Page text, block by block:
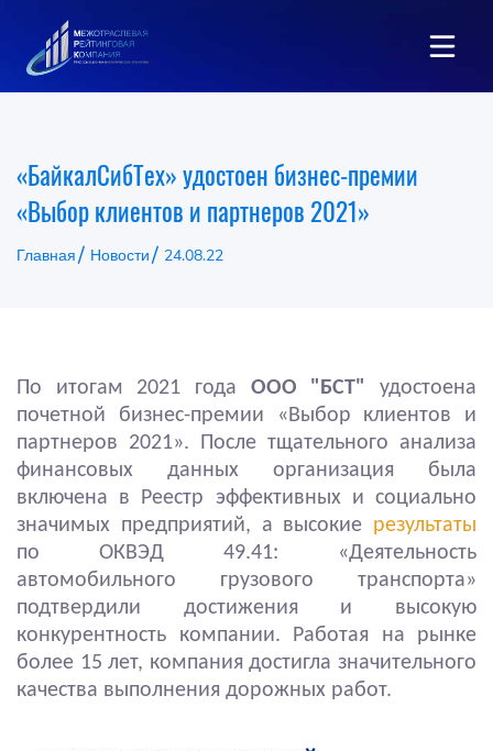
«БайкалСибТех» удостоен бизнес-премии
«Выбор клиентов и партнеров 2021»
Главная Новости 24.08.22
По итогам 2021 года ООО "БСТ"удостоена
почетной бизнес-премии «Выбор клиентов и
партнеров 2021». После тщательного анализа
финансовых данных организация была
включена в Реестр эффективных и социально
значимых предприятий, а высокие результаты
по ОКВЭД 49.41: «Деятельность
автомобильного грузового транспорта»
подтвердили достижения и высокую
конкурентность компании. Работая на рынке
более 15 лет, компания достигла значительного
качества выполнения дорожных работ.